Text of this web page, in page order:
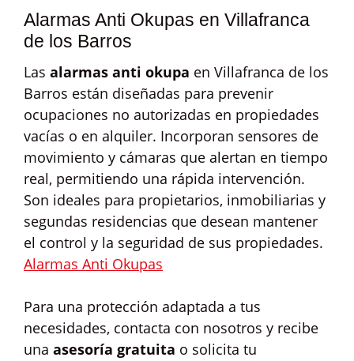
Alarmas Anti Okupas en Villafranca
de los Barros
Las alarmas anti okupa en Villafranca de los
Barros están diseñadas para prevenir
ocupaciones no autorizadas en propiedades
vacías o en alquiler. Incorporan sensores de
movimiento y cámaras que alertan en tiempo
real, permitiendo una rápida intervención.
Son ideales para propietarios, inmobiliarias y
segundas residencias que desean mantener
el control y la seguridad de sus propiedades.
Alarmas Anti Okupas
Para una protección adaptada a tus
necesidades, contacta con nosotros y recibe
una asesoría gratuita o solicita tu